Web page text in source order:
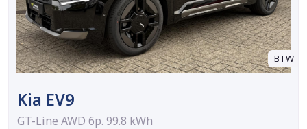
BTW
Kia EV9
GT-Line AWD 6p. 99.8 kWh